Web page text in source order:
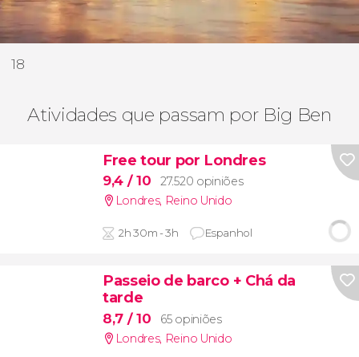
18
Atividades que passam por Big Ben
Free tour por Londres
9,4 / 10
27.520 opiniões
Londres, Reino Unido
2h 30m - 3h Espanhol
Passeio de barco + Chá da
tarde
8,7 / 10
65 opiniões
Londres, Reino Unido